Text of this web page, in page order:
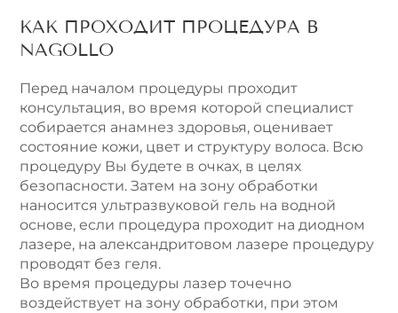
КАК ПРОХОДИТ ПРОЦЕДУРА В
NAGOLLO
Перед началом процедуры проходит
консультация, во время которой специалист
собирается анамнез здоровья, оценивает
состояние кожи, цвет и структуру волоса. Всю
процедуру Вы будете в очках, в целях
безопасности. Затем на зону обработки
наносится ультразвуковой гель на водной
основе, если процедура проходит на диодном
лазере, на александритовом лазере процедуру
проводят без геля.
Во время процедуры лазер точечно
воздействует на зону обработки, при этом